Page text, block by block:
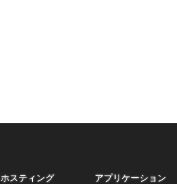
ホスティング アプリケーション